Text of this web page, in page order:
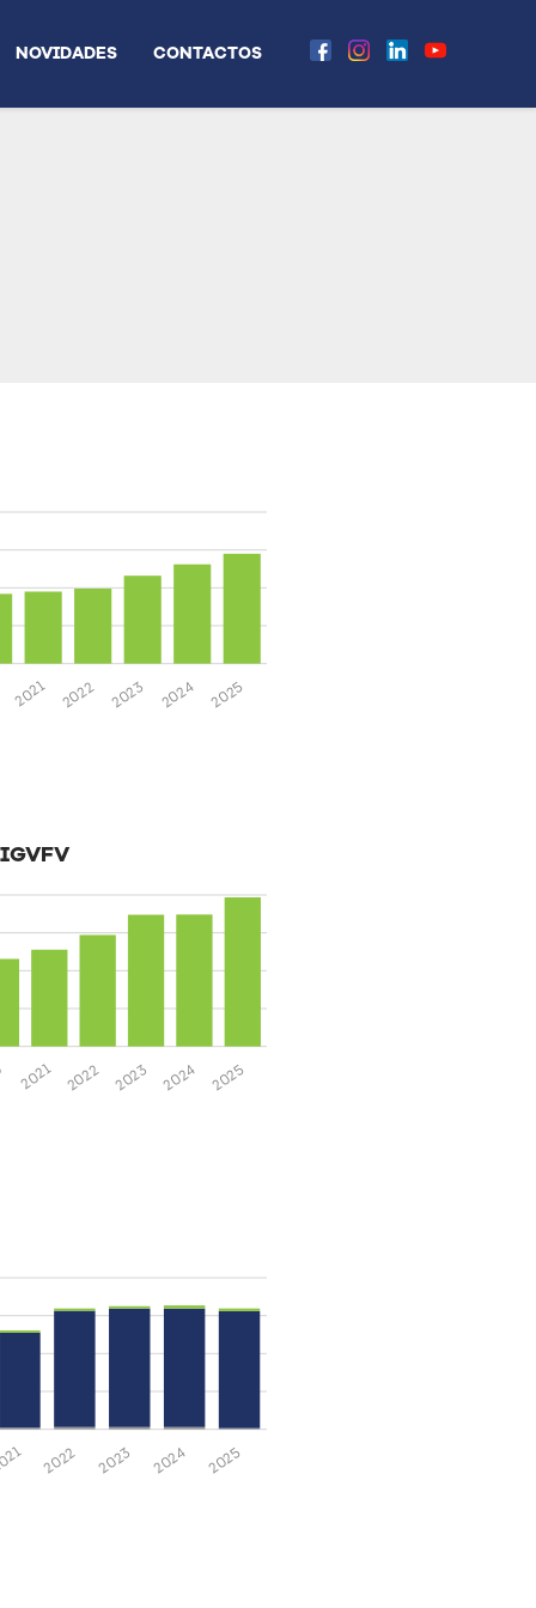
NOVIDADES CONTACTOS
2025
2024
2023
2022
2021
2025
2024
2023
2022
2021
2025
2024
2023
2022